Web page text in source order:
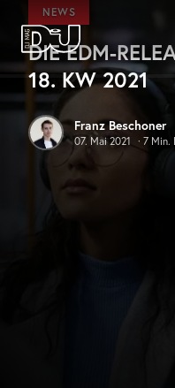
Zum Hauptinhalt springen
DJ Mag Germany
NEWS
DIE EDM-
18. KW 2021
Franz Beschoner
07. Mai 2021 · 7 Min.